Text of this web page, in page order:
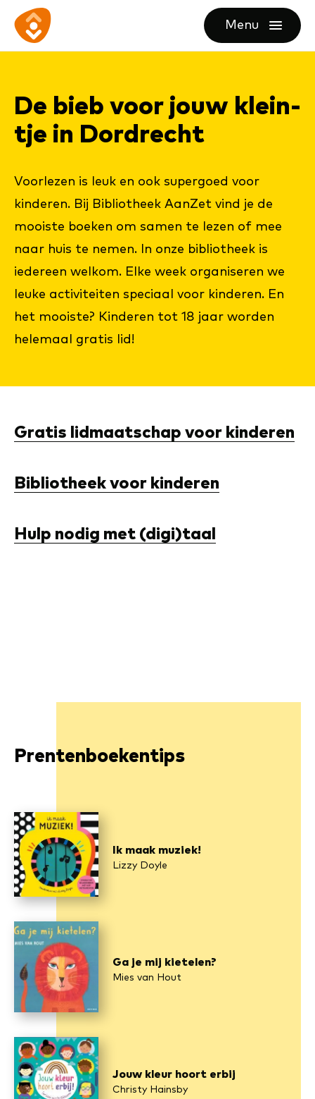
direct
content
direct
footer
Ga
naar
Menu
openen
De bieb voor jouw klein­
tje in Dord­recht
Voorlezen is leuk en ook supergoed voor
kinderen. Bij Bibliotheek AanZet vind je de
mooiste boeken om samen te lezen of mee
naar huis te nemen. In onze bibliotheek is
iedereen welkom. Elke week organiseren we
leuke activiteiten speciaal voor kinderen. En
het mooiste? Kinderen tot 18 jaar worden
helemaal gratis lid!
Gratis lidmaatschap voor kinderen
Bibliotheek voor kinderen
Hulp nodig met (digi)taal
Prentenboekentips
Ik maak muziek!
Lizzy Doyle
Ga je mij kietelen?
Mies van Hout
Jouw kleur hoort erbij
Christy Hainsby